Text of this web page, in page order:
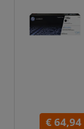
€ 64,94